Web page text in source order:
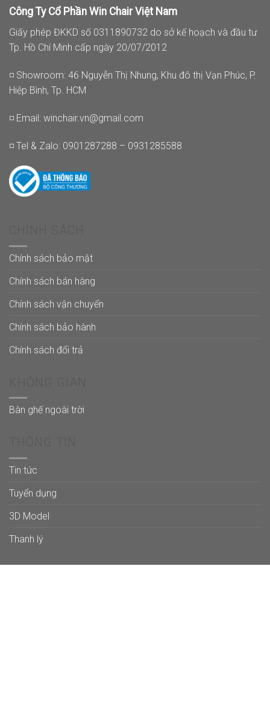
Công Ty Cổ Phần Win Chair Việt Nam
Giấy phép ĐKKD số 0311890732 do sở kế hoạch và đầu tư
Tp. Hồ Chí Minh cấp ngày 20/07/2012
◽ Showroom: 46 Nguyễn Thị Nhung, Khu đô thị Vạn Phúc, P.
Hiệp Bình, Tp. HCM
◽ Email: winchair.vn@gmail.com
◽ Tel & Zalo: 0901287288 – 0931285588
Chính sách bảo mật
Chính sách bán hàng
Chính sách vận chuyển
Chính sách bảo hành
Chính sách đổi trả
Bàn ghế ngoài trời
Tin tức
Tuyển dụng
3D Model
Thanh lý